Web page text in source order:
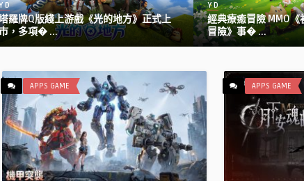
天感
力！
《星
城
泥
大
槌
機
成
赤
Y D
敲爆壓力！《星城Online》敲泥馬大槌機
成赤聲躁動 ...
看！
畫
博
會」
登
Y D
追漫必
覽會」
APPS GAME APPS GAME